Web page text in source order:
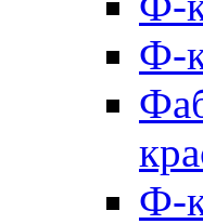
Ф-
Ф-